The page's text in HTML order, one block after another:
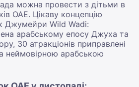
можна провести з дітьми в
ОАЕ. Цікаву концепцію
Джумейри Wild Wadi:
арабському епосу Джуха та
30 атракціонів приправлені
неймовірною арабською